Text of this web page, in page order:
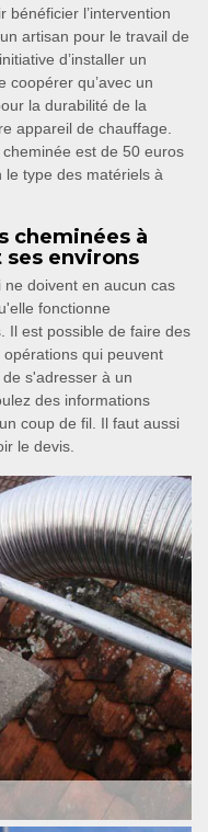
l’intervention
artisan pour le travail de
d’installer un
coopérer qu’avec un
la durabilité de la
appareil de chauffage.
est de 50 euros
le type des matériels à
cheminées à
ses environs
doivent en aucun cas
fonctionne
Il est possible de faire des
qui peuvent
s'adresser à un
des informations
coup de fil. Il faut aussi
le devis.